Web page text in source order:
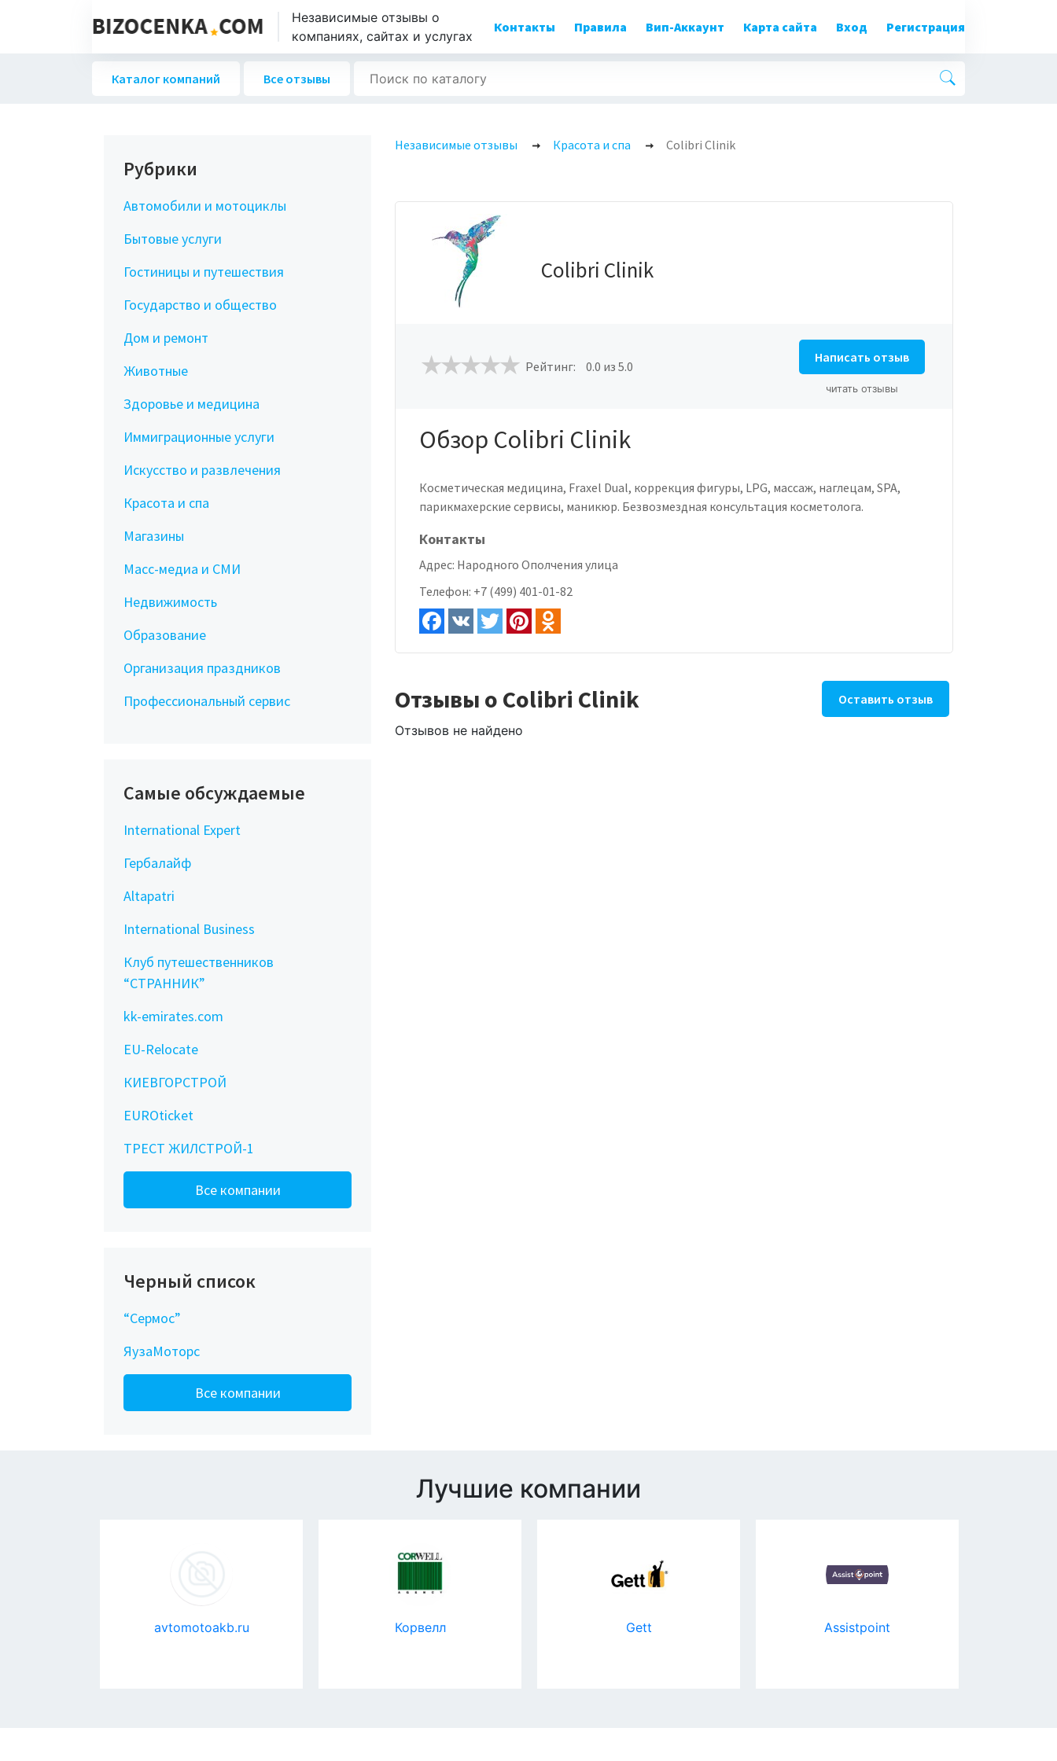
Независимые отзывы о
компаниях, сайтах и услугах
Контакты Правила Вип-Аккаунт Карта сайта Вход Регистрация
Каталог компаний Все отзывы
Независимые отзывы Красота и спа Colibri Clinik
Colibri Clinik
Рейтинг: 0.0 из 5.0
Написать отзыв
читать отзывы
Обзор Colibri Clinik
Косметическая медицина, Fraxel Dual, коррекция фигуры, LPG, массаж, наглецам, SPA,
парикмахерские сервисы, маникюр. Безвозмездная консультация косметолога.
Контакты
Адрес: Народного Ополчения улица
Телефон: +7 (499) 401-01-82
Отзывы о Colibri Clinik
Оставить отзыв
Отзывов не найдено
Рубрики
Автомобили и мотоциклы
Бытовые услуги
Гостиницы и путешествия
Государство и общество
Дом и ремонт
Животные
Здоровье и медицина
Иммиграционные услуги
Искусство и развлечения
Красота и спа
Магазины
Масс-медиа и СМИ
Недвижимость
Образование
Организация праздников
Профессиональный сервис
Самые обсуждаемые
International Expert
Гербалайф
Altapatri
International Business
Клуб путешественников
“СТРАННИК”
kk-emirates.com
EU-Relocate
КИЕВГОРСТРОЙ
EUROticket
ТРЕСТ ЖИЛСТРОЙ-1
Все компании
Черный список
“Сермос”
ЯузаМоторс
Все компании
Лучшие компании
avtomotoakb.ru Корвелл Gett Assistpoint